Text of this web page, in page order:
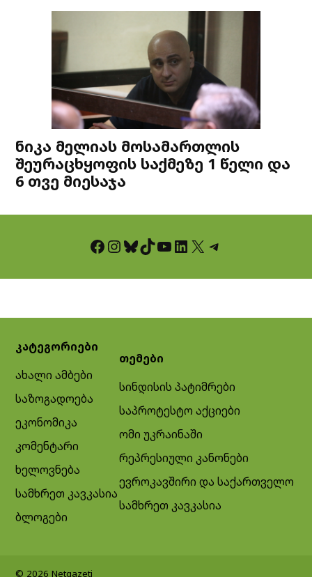
ნიკა მელიას მოსამართლის
შეურაცხყოფის საქმეზე 1 წელი და
6 თვე მიესაჯა
Facebook InstagramBluesky TikTok YouTube LinkedIn X Telegram
კატეგორიები
ახალი ამბები
საზოგადოება
ეკონომიკა
კომენტარი
ხელოვნება
სამხრეთ კავკასია
ბლოგები
თემები
სინდისის პატიმრები
საპროტესტო აქციები
ომი უკრაინაში
რეპრესიული კანონები
ევროკავშირი და საქართველო
სამხრეთ კავკასია
© 2026 Netgazeti